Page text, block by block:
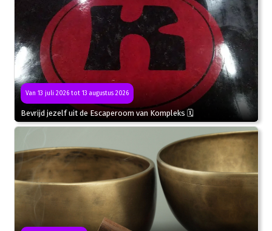
Van 13 juli 2026 tot 13 augustus 2026
Bevrijd jezelf uit de Escaperoom van Kompleks 🗓